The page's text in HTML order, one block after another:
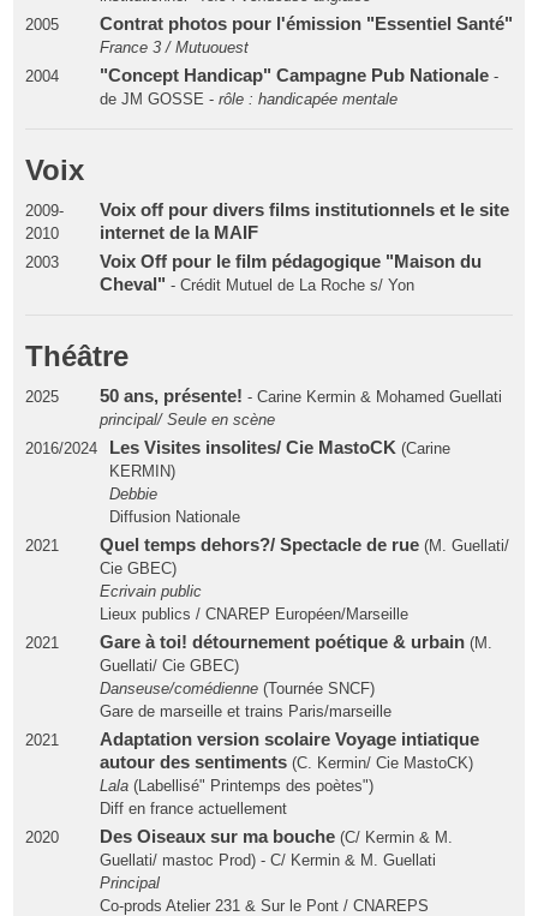
2005
Contrat photos pour l'émission "Essentiel Santé"
France 3 / Mutuouest
2004
"Concept Handicap" Campagne Pub Nationale-
de JM GOSSE - rôle : handicapée mentale
Voix
2009-
2010
Voix off pour divers films institutionnels et le site
internet de la MAIF
2003
Voix Off pour le film pédagogique "Maison du
Cheval" - Crédit Mutuel de La Roche s/ Yon
Théâtre
2025 50 ans, présente! - Carine Kermin & Mohamed Guellati
principal/ Seule en scène
2016/2024
Les Visites insolites/ Cie MastoCK (Carine
KERMIN)
Debbie
Diffusion Nationale
2021
Quel temps dehors?/ Spectacle de rue(M. Guellati/
Cie GBEC)
Ecrivain public
Lieux publics / CNAREP Européen/Marseille
2021
Gare à toi! détournement poétique & urbain(M.
Guellati/ Cie GBEC)
Danseuse/comédienne(Tournée SNCF)
Gare de marseille et trains Paris/marseille
2021
Adaptation version scolaire Voyage intiatique
autour des sentiments(C. Kermin/ Cie MastoCK)
Lala(Labellisé" Printemps des poètes")
Diff en france actuellement
2020
Des Oiseaux sur ma bouche (C/ Kermin & M.
Guellati/ mastoc Prod) - C/ Kermin & M. Guellati
Principal
Co-prods Atelier 231 & Sur le Pont / CNAREPS